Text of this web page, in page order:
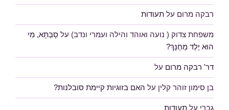
רבקה מרום על תעודות
משפחת צדוק ( נועה ואוהד והילה ועמרי ונדב) על סָבְתָא, מִי
הוּא יֶלֶד מְחֻנָּךְ?
דר' רבקה מרום על
בן סימון זוהר קלין על האם בזוגיות קיימת סובלנות?
גברי על תעודות